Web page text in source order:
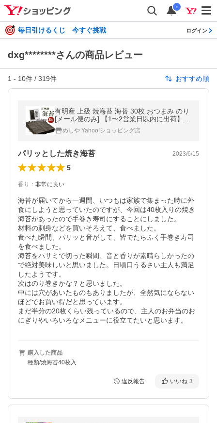
i
毎日引けるくじ 今すぐ挑戦 ログイン
dxg********さんの商品レビュー
1 - 10件 / 319件 おすすめ順
有明産 上級 焼海苔 海苔 30枚 おつまみ のり
[メール便のみ] 【1〜2営業日以内に出荷】送
料無料めしや Yahoo!ショッピング店
パリッとした焼き海苔 2023/6/15
5
香り ： 非常に良い
海苔が届いてから一週間、いつもは家族で集まった時に外
食にしようと思っていたのですが、今回は40枚入りの焼き
海苔があったので手巻き寿司にすることにしました。
材料の刺身などを買いそろえて、食べました。
食べた瞬間、パリッと音がして、皆でたらふく手巻き寿司
を食べました。
海苔をハサミで切った瞬間、音と香りが素晴らしかったの
で絶対美味しいと思いました。日頃口うるさい主人も満足
したようです。
次はのり巻きかな？と思いました。
中には穴があいたものもありましたが、全然気にならない
ほどでお買い得だと思っています。
まだ半分の20枚くらい残っているので、主人のお弁当のお
にぎりやいろいろなメニューに役立てたいと思います。
購入した商品
種類/焼海苔40枚入
違反報告 いいね 3